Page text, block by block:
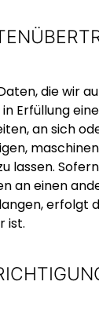
die wir
Erfüllung
an sich
lassen.
an einen
erfolgt
ist.